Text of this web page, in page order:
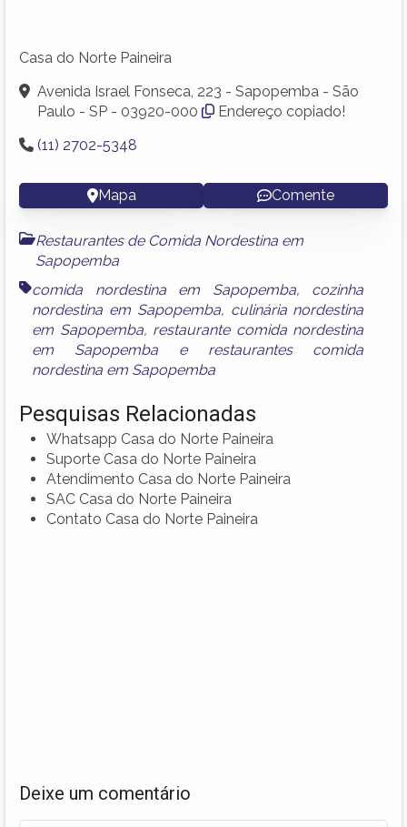
Casa do Norte Paineira
Avenida Israel Fonseca, 223 - Sapopemba - São
Paulo - SP - 03920-000
Endereço copiado!
(11) 2702-5348
Mapa Comente
Restaurantes de Comida Nordestina em
Sapopemba
comida nordestina em Sapopemba, cozinha
nordestina em Sapopemba, culinária nordestina
em Sapopemba, restaurante comida nordestina
em Sapopembae restaurantes comida
nordestina em Sapopemba
Pesquisas Relacionadas
Whatsapp Casa do Norte Paineira
Suporte Casa do Norte Paineira
Atendimento Casa do Norte Paineira
SAC Casa do Norte Paineira
Contato Casa do Norte Paineira
Deixe um comentário